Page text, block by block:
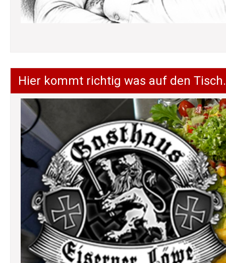
Hier kommt richtig was auf den Tisch.